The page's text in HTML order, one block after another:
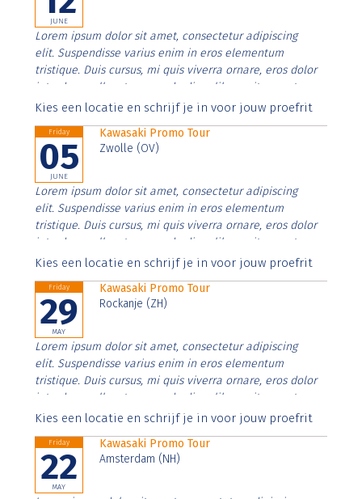
JUNE
Lorem ipsum dolor sit amet, consectetur adipiscing
elit. Suspendisse varius enim in eros elementum
tristique. Duis cursus, mi quis viverra ornare, eros dolor
interdum nulla, ut commodo diam libero vitae erat.
Aenean faucibus nibh et justo cursus id rutrum lorem
Kies een locatie en schrijf je in voor jouw proefrit
Friday
05
JUNE
Kawasaki Promo Tour
Zwolle (OV)
Lorem ipsum dolor sit amet, consectetur adipiscing
elit. Suspendisse varius enim in eros elementum
tristique. Duis cursus, mi quis viverra ornare, eros dolor
interdum nulla, ut commodo diam libero vitae erat.
Aenean faucibus nibh et justo cursus id rutrum lorem
Kies een locatie en schrijf je in voor jouw proefrit
Friday
29
MAY
Kawasaki Promo Tour
Rockanje (ZH)
Lorem ipsum dolor sit amet, consectetur adipiscing
elit. Suspendisse varius enim in eros elementum
tristique. Duis cursus, mi quis viverra ornare, eros dolor
interdum nulla, ut commodo diam libero vitae erat.
Aenean faucibus nibh et justo cursus id rutrum lorem
Kies een locatie en schrijf je in voor jouw proefrit
Friday
22
MAY
Kawasaki Promo Tour
Amsterdam (NH)